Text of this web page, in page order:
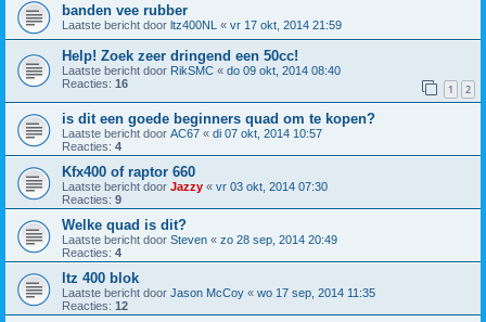
banden vee rubber
Laatste bericht door ltz400NL « vr 17 okt, 2014 21:59
Help! Zoek zeer dringend een 50cc!
Laatste bericht door RikSMC « do 09 okt, 2014 08:40
Reacties: 16 1 2
is dit een goede beginners quad om te kopen?
Laatste bericht door AC67 « di 07 okt, 2014 10:57
Reacties: 4
Kfx400 of raptor 660
Laatste bericht door Jazzy « vr 03 okt, 2014 07:30
Reacties: 9
Welke quad is dit?
Laatste bericht door Steven « zo 28 sep, 2014 20:49
Reacties: 4
ltz 400 blok
Laatste bericht door Jason McCoy « wo 17 sep, 2014 11:35
Reacties: 12